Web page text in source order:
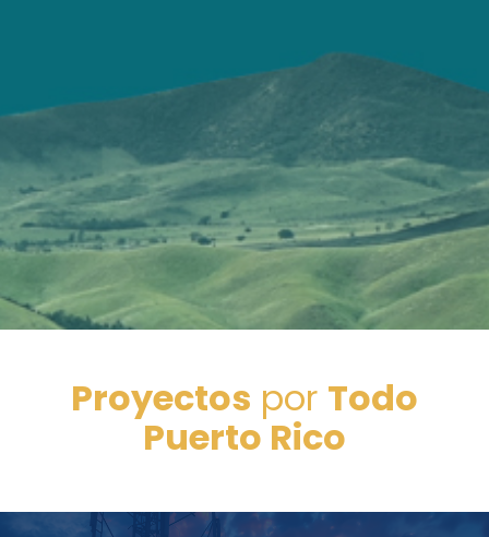
Proyectos por Todo
Puerto Rico